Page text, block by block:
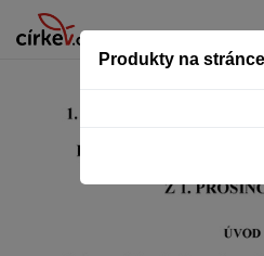
Produkty na stránce